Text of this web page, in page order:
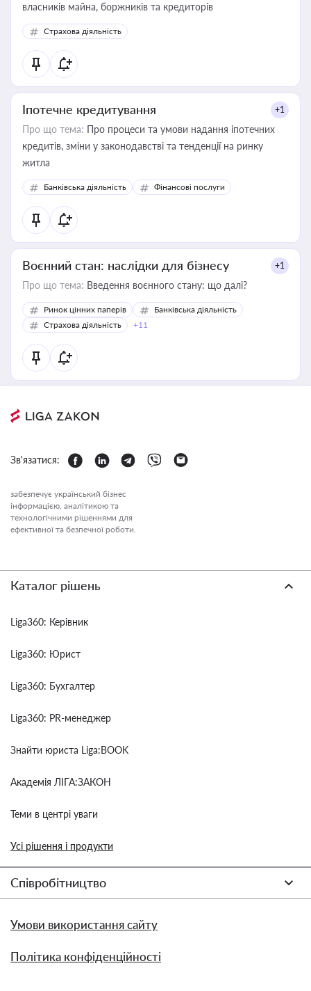
власників майна, боржників та кредиторів
Страхова діяльність
Іпотечне кредитування +1
Про що тема: Про процеси та умови надання іпотечних
кредитів, зміни у законодавстві та тенденції на ринку
житла
Банківська діяльність Фінансові послуги
Воєнний стан: наслідки для бізнесу +1
Про що тема: Введення воєнного стану: що далі?
Ринок цінних паперів
Банківська діяльність
Страхова діяльність
+11
Зв'язатися:
забезпечує український бізнес
інформацією, аналітикою та
технологічними рішеннями для
ефективної та безпечної роботи.
Каталог рішень
Liga360: Керівник
Liga360: Юрист
Liga360: Бухгалтер
Liga360: PR-менеджер
Знайти юриста Liga:BOOK
Академія ЛІГА:ЗАКОН
Теми в центрі уваги
Усі рішення і продукти
Співробітництво
Умови використання сайту
Політика конфіденційності